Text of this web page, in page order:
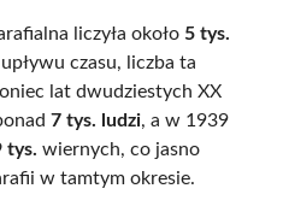
liczyła około 5 tys.
czasu, liczba ta
lat dwudziestych XX
7 tys. ludzi, a w 1939
tys. wiernych, co jasno
w tamtym okresie.